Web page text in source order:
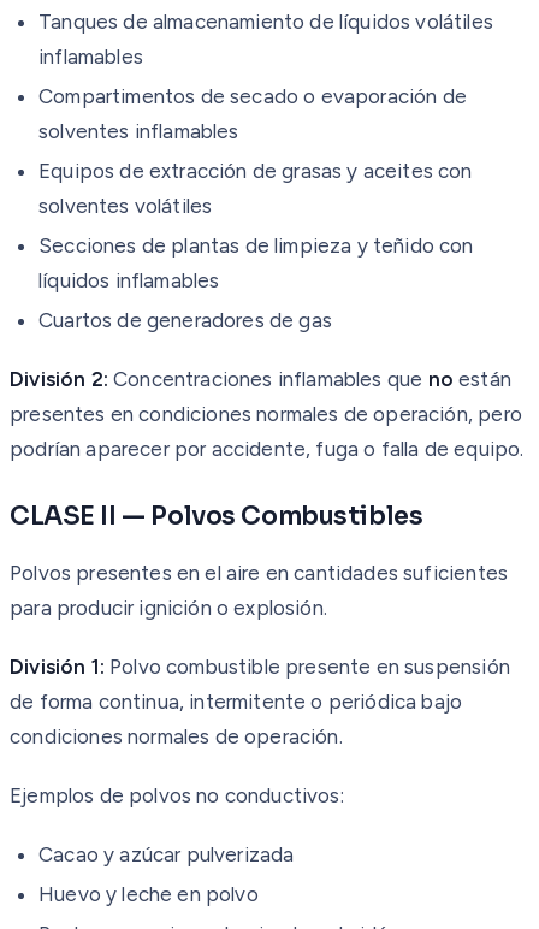
Tanques de almacenamiento de líquidos volátiles
inflamables
Compartimentos de secado o evaporación de
solventes inflamables
Equipos de extracción de grasas y aceites con
solventes volátiles
Secciones de plantas de limpieza y teñido con
líquidos inflamables
Cuartos de generadores de gas
División 2: Concentraciones inflamables que no están
presentes en condiciones normales de operación, pero
podrían aparecer por accidente, fuga o falla de equipo.
CLASE II — Polvos Combustibles
Polvos presentes en el aire en cantidades suficientes
para producir ignición o explosión.
División 1: Polvo combustible presente en suspensión
de forma continua, intermitente o periódica bajo
condiciones normales de operación.
Ejemplos de polvos no conductivos:
Cacao y azúcar pulverizada
Huevo y leche en polvo